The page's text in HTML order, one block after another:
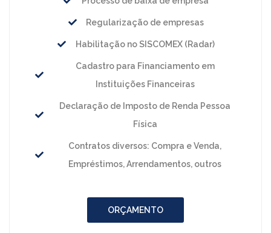
Regularização de empresas
Habilitação no SISCOMEX (Radar)
Cadastro para Financiamento em
Instituições Financeiras
Declaração de Imposto de Renda Pessoa
Física
Contratos diversos: Compra e Venda,
Empréstimos, Arrendamentos, outros
ORÇAMENTO